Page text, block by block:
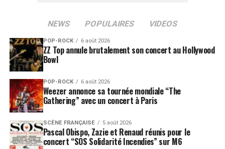
NEWS POPULAIRES VIDEOS
POP-ROCK 6 août 2026
ZZ Top annule brutalement son concert au Hollywood
Bowl
POP-ROCK 6 août 2026
Weezer annonce sa tournée mondiale “The
Gathering” avec un concert à Paris
SCÈNE FRANÇAISE 5 août 2026
Pascal Obispo, Zazie et Renaud réunis pour le
concert “SOS Solidarité Incendies” sur M6